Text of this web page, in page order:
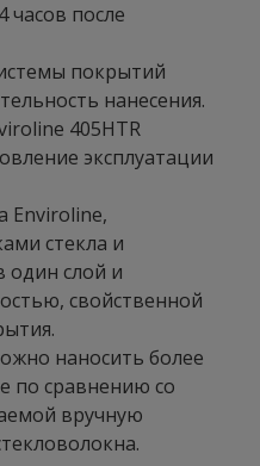
часов после
покрытий
нанесения.
405HTR
эксплуатации
Enviroline,
стекла и
один слой и
свойственной
наносить более
по сравнению со
вручную